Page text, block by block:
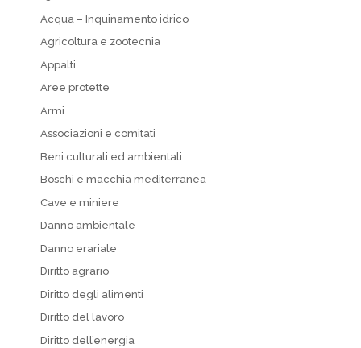
Acqua – Inquinamento idrico
Agricoltura e zootecnia
Appalti
Aree protette
Armi
Associazioni e comitati
Beni culturali ed ambientali
Boschi e macchia mediterranea
Cave e miniere
Danno ambientale
Danno erariale
Diritto agrario
Diritto degli alimenti
Diritto del lavoro
Diritto dell’energia